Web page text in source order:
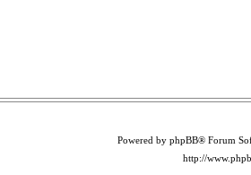
Powered by phpBB® Forum
http://